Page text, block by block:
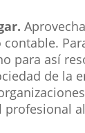
para así
de